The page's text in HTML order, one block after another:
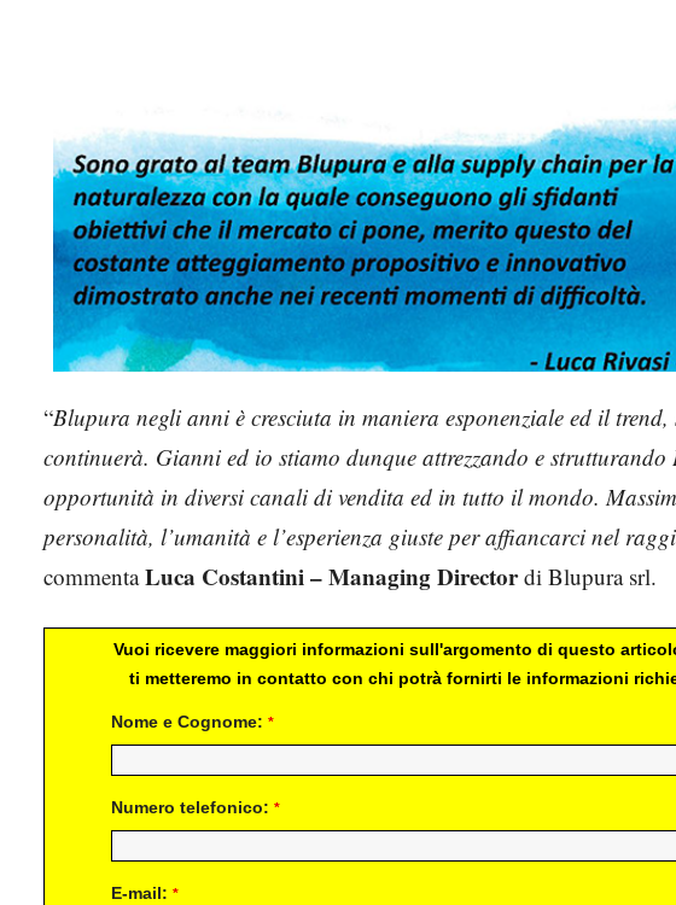
“Blupura negli anni è cresciuta in maniera esponenziale ed il
continuerà. Gianni ed io stiamo dunque attrezzando e
opportunità in diversi canali di vendita ed in tutto il mondo.
personalità, l’umanità e l’esperienza giuste per affiancarci nel
commentaLuca Costantini – Managing Directordi Blupura srl.
Vuoi ricevere maggiori informazioni sull'argomento di questo
ti metteremo in contatto con chi potrà fornirti le informazioni
Nome e Cognome: *
Numero telefonico: *
E-mail: *